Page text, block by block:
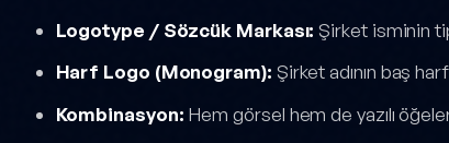
Logotype / Sözcük Markası: Şirket isminin
Harf Logo (Monogram): Şirket adının baş
Kombinasyon: Hem görsel hem de yazılı